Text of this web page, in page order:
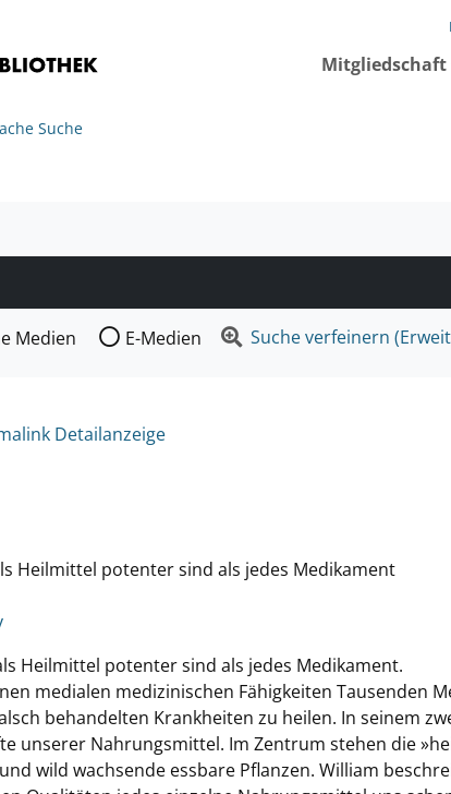
Mitgliedschaft
Suche
nach der Sie suchen wollen.
Medien E-Medien Suche verfeinern
Detailanzeige
Heilmittel potenter sind als jedes Medikament
Verfasser
Heilmittel potenter sind als jedes Medikament.
medialen medizinischen Fähigkeiten Tausenden
behandelten Krankheiten zu heilen. In seinem
unserer Nahrungsmittel. Im Zentrum stehen die
wild wachsende essbare Pflanzen. William